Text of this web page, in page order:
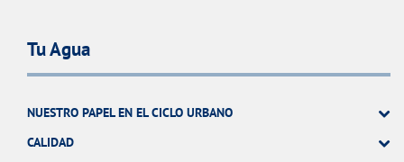
Tu Agua
NUESTRO PAPEL EN EL CICLO URBANO
CALIDAD